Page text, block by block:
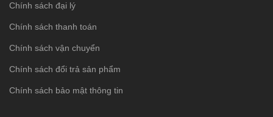
Chính sách đại lý
Chính sách thanh toán
Chính sách vận chuyển
Chính sách đổi trả sản phẩm
Chính sách bảo mật thông tin